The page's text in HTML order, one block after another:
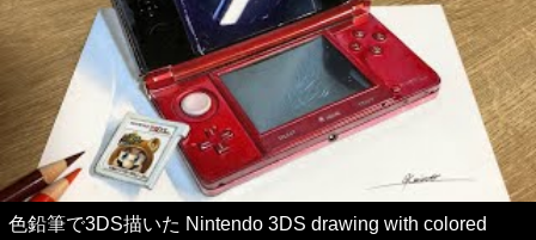
色鉛筆で3DS描いた Nintendo 3DS drawing with colored